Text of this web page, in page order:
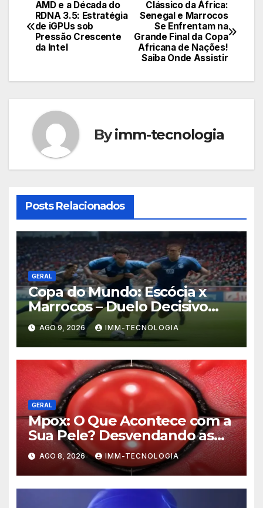
Navegação
de
Clássico da África:
Senegal e Marrocos
Se Enfrentam na
Grande Final da Copa
Africana de Nações!
Saiba Onde Assistir
AMD e a Década do
RDNA 3.5: Estratégia
de iGPUs sob
Pressão Crescente
da Intel
Byimm-tecnologia
Posts Relacionados
GERAL
Copa do Mundo: Escócia x
Marrocos – Duelo Decisivo
pela Liderança do Grupo
AGO 9, 2026 IMM-TECNOLOGIA
GERAL
Mpox: O Que Acontece com a
Sua Pele? Desvendando as
Lesões e Estratégias de
Prevenção
AGO 8, 2026 IMM-TECNOLOGIA